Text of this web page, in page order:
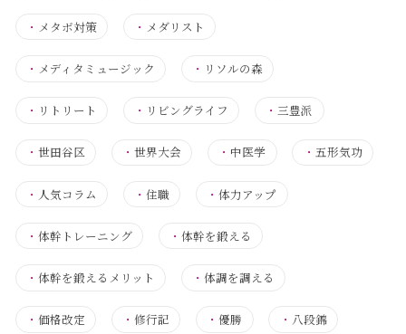
・ メタボ対策 ・ メダリスト
・ メディタミュージック ・ リソルの森
・ リトリート ・ リビングライフ ・三豊派
・ 世田谷区 ・世界大会 ・ 中医学 ・ 五形気功
・ 人気コラム ・住職 ・体力アップ
・ 体幹トレーニング ・体幹を鍛える
・ 体幹を鍛えるメリット ・体調を調える
・ 価格改定 ・修行記 ・優勝 ・ 八段錦